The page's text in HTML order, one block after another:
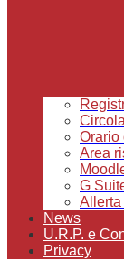
Orario
Area
G
Allerta
News
U.R.P. e
Privacy